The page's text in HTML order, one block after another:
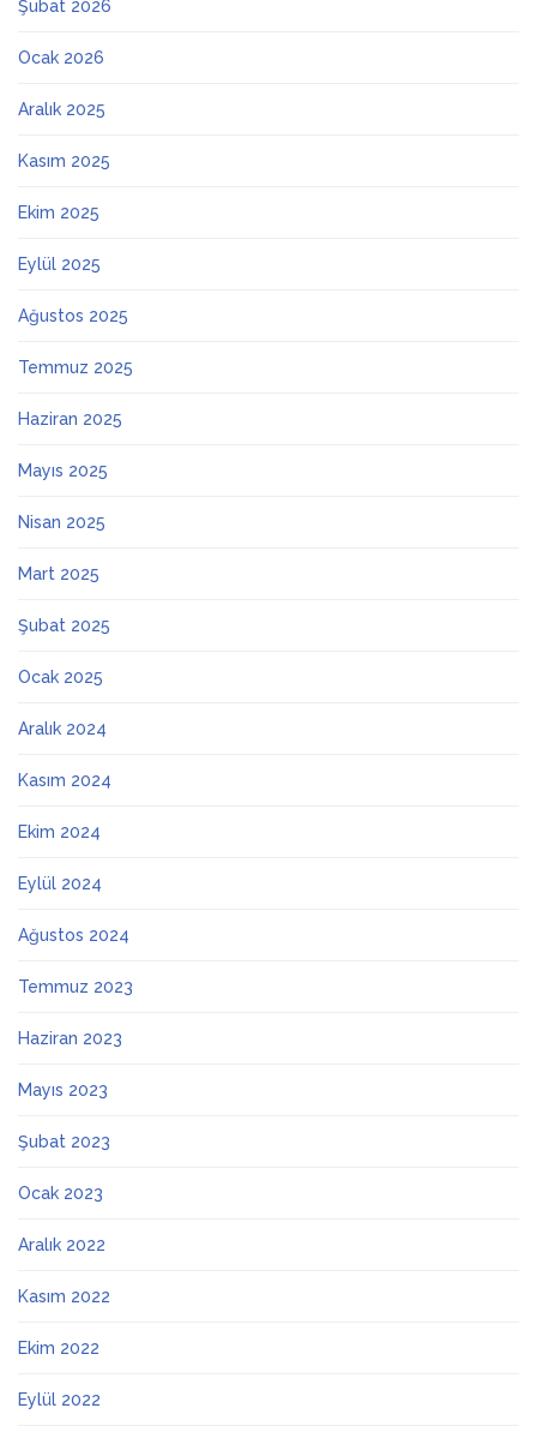
Şubat 2026
Ocak 2026
Aralık 2025
Kasım 2025
Ekim 2025
Eylül 2025
Ağustos 2025
Temmuz 2025
Haziran 2025
Mayıs 2025
Nisan 2025
Mart 2025
Şubat 2025
Ocak 2025
Aralık 2024
Kasım 2024
Ekim 2024
Eylül 2024
Ağustos 2024
Temmuz 2023
Haziran 2023
Mayıs 2023
Şubat 2023
Ocak 2023
Aralık 2022
Kasım 2022
Ekim 2022
Eylül 2022